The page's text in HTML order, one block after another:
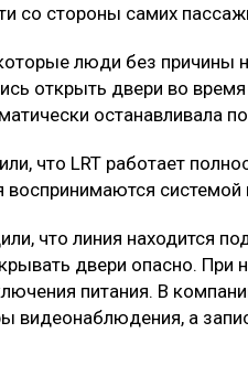
со стороны самих
люди без причины
открыть двери во
останавливала
что LRT работает
системой
что линия находится
двери опасно. При
питания. В
видеонаблюдения, а